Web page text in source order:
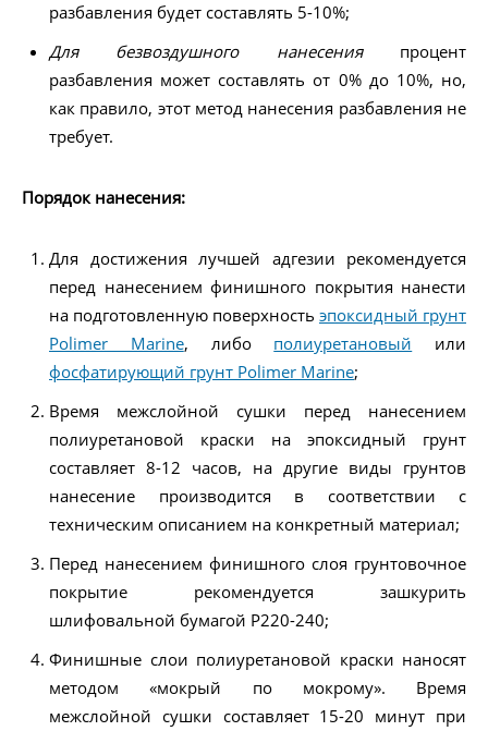
разбавления будет составлять 5-10%;
Для безвоздушного нанесенияпроцент
разбавления может составлять от 0% до 10%, но,
как правило, этот метод нанесения разбавления не
требует.
Порядок нанесения:
Для достижения лучшей адгезии рекомендуется
перед нанесением финишного покрытия нанести
на подготовленную поверхность эпоксидный грунт
Polimer Marine, либо полиуретановый или
фосфатирующий грунт Polimer Marine;
Время межслойной сушки перед нанесением
полиуретановой краски на эпоксидный грунт
составляет 8-12 часов, на другие виды грунтов
нанесение производится в соответствии с
техническим описанием на конкретный материал;
Перед нанесением финишного слоя грунтовочное
покрытие рекомендуется зашкурить
шлифовальной бумагой Р220-240;
Финишные слои полиуретановой краски наносят
методом «мокрый по мокрому». Время
межслойной сушки составляет 15-20 минут при